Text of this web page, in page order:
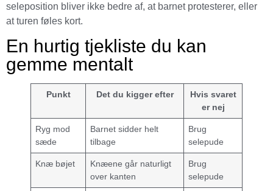
seleposition bliver ikke bedre af, at barnet protesterer, eller
at turen føles kort.
En hurtig tjekliste du kan
gemme mentalt
Punkt Det du kigger efter
Hvis svaret
er nej
Ryg mod
sæde
Barnet sidder helt
tilbage
Brug
selepude
Knæ bøjet
Knæene går naturligt
over kanten
Brug
selepude